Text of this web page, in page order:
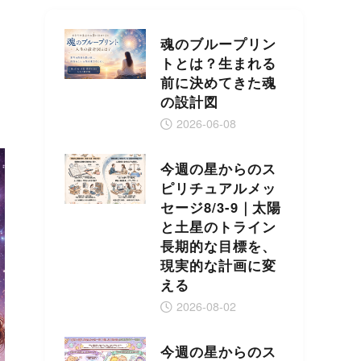
魂のブループリン
トとは？生まれる
前に決めてきた魂
の設計図
2026-06-08
今週の星からのス
ピリチュアルメッ
セージ8/3-9｜太陽
と土星のトライン
長期的な目標を、
現実的な計画に変
える
2026-08-02
今週の星からのス